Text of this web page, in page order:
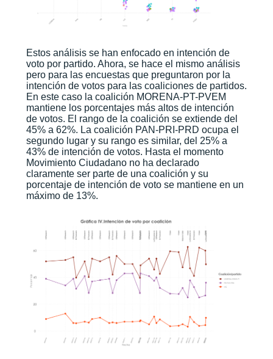
Estos análisis se han enfocado en intención de
voto por partido. Ahora, se hace el mismo análisis
pero para las encuestas que preguntaron por la
intención de votos para las coaliciones de partidos.
En este caso la coalición MORENA-PT-PVEM
mantiene los porcentajes más altos de intención
de votos. El rango de la coalición se extiende del
45% a 62%. La coalición PAN-PRI-PRD ocupa el
segundo lugar y su rango es similar, del 25% a
43% de intención de votos. Hasta el momento
Movimiento Ciudadano no ha declarado
claramente ser parte de una coalición y su
porcentaje de intención de voto se mantiene en un
máximo de 13%.